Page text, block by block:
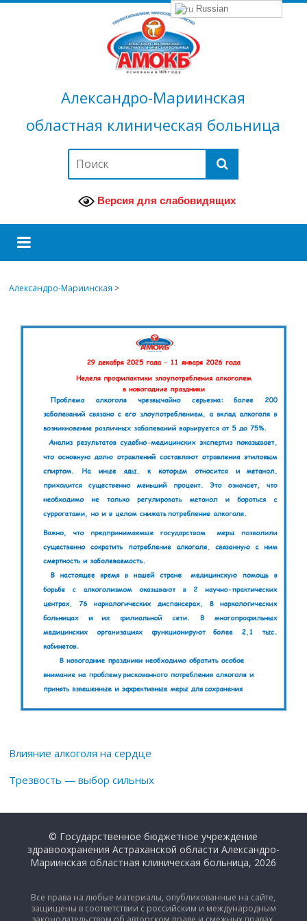
Александро-Мариинская
областная клиническая больница
Версия для слабовидящих
Александро-Мариинская >
Влияние алкоголя на сердце
Трезвость — выбор сильных
© Государственное бюджетное учреждение
здравоохранения Астраханской области Александро-
Мариинская областная клиническая больница, 2026
Все права на любые материалы, опубликованные на сайте,
защищены в соответствии с российским и международным
Russian